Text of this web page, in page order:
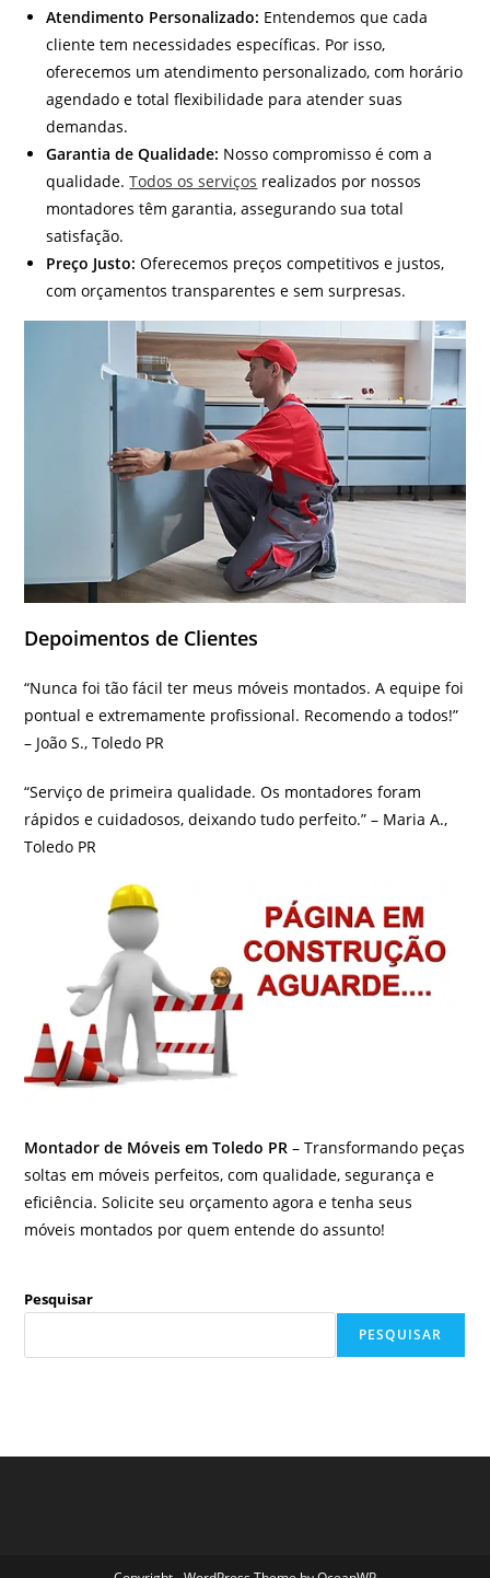
Atendimento Personalizado: Entendemos que cada
cliente tem necessidades específicas. Por isso,
oferecemos um atendimento personalizado, com horário
agendado e total flexibilidade para atender suas
demandas.
Garantia de Qualidade: Nosso compromisso é com a
qualidade.Todos os serviços realizados por nossos
montadores têm garantia, assegurando sua total
satisfação.
Preço Justo: Oferecemos preços competitivos e justos,
com orçamentos transparentes e sem surpresas.
Depoimentos de Clientes
“Nunca foi tão fácil ter meus móveis montados. A equipe foi
pontual e extremamente profissional. Recomendo a todos!”
– João S., Toledo PR
“Serviço de primeira qualidade. Os montadores foram
rápidos e cuidadosos, deixando tudo perfeito.” – Maria A.,
Toledo PR
Montador de Móveis em Toledo PR – Transformando peças
soltas em móveis perfeitos, com qualidade, segurança e
eficiência. Solicite seu orçamento agora e tenha seus
móveis montados por quem entende do assunto!
Pesquisar
PESQUISAR